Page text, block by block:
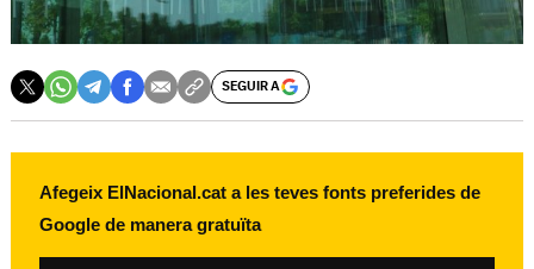
SEGUIR A
Afegeix ElNacional.cat a les teves fonts preferides de
Google de manera gratuïta